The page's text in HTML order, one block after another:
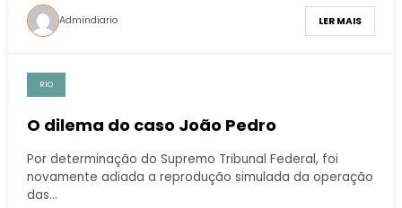
Admindiario LER MAIS
RIO
O dilema do caso João Pedro
Por determinação do Supremo Tribunal Federal, foi
novamente adiada a reprodução simulada da operação
das…